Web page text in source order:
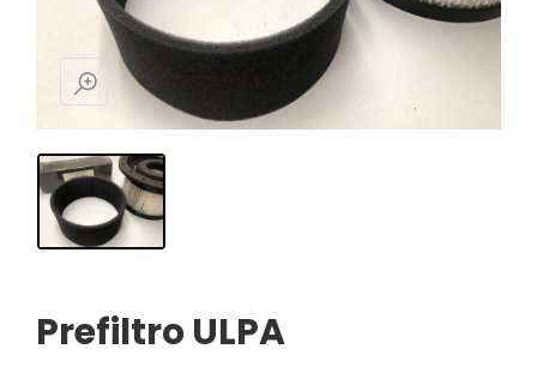
Prefiltro ULPA